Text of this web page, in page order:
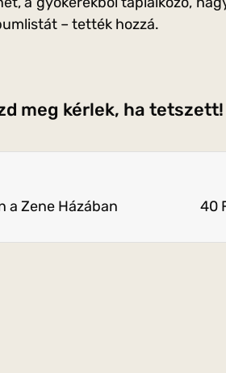
– tették hozzá.
meg kérlek, ha tetszett!
a Zene Házában 40